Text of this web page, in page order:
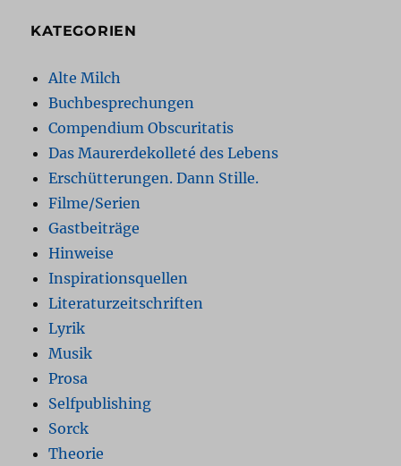
KATEGORIEN
Alte Milch
Buchbesprechungen
Compendium Obscuritatis
Das Maurerdekolleté des Lebens
Erschütterungen. Dann Stille.
Filme/Serien
Gastbeiträge
Hinweise
Inspirationsquellen
Literaturzeitschriften
Lyrik
Musik
Prosa
Selfpublishing
Sorck
Theorie